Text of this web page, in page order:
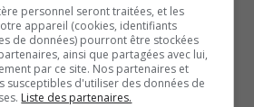
détail n’a été dévoilé pour
affaire.
blessé sur l’autoroute 417
personnel seront traitées, et les
appareil (cookies, identifiants
de données) pourront être stockées
ainsi que partagées avec lui,
par ce site. Nos partenaires et
susceptibles d'utiliser des données de
Liste des partenaires.